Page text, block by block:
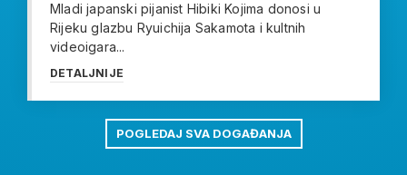
Mladi japanski pijanist Hibiki Kojima donosi u
Rijeku glazbu Ryuichija Sakamota i kultnih
videoigara...
DETALJNIJE
POGLEDAJ SVA DOGAĐANJA